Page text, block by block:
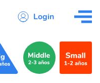
Login